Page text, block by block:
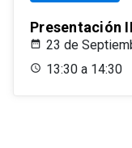
Presentación
23 de
13:30 a 14:30